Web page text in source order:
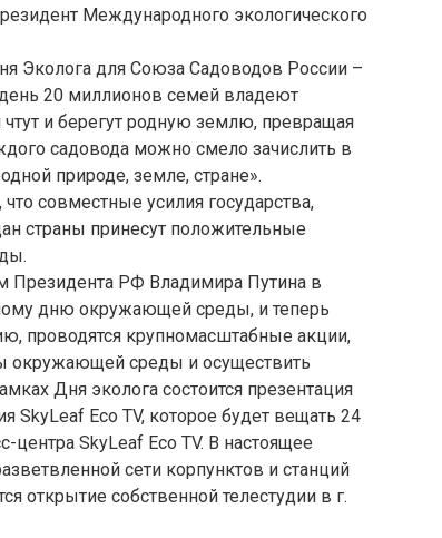
Международного экологического
Эколога для Союза Садоводов России –
20 миллионов семей владеют
и берегут родную землю, превращая
садовода можно смело зачислить в
природе, земле, стране».
совместные усилия государства,
страны принесут положительные
Президента РФ Владимира Путина в
дню окружающей среды, и теперь
проводятся крупномасштабные акции,
окружающей среды и осуществить
Дня эколога состоится презентация
SkyLeaf Eco TV, которое будет вещать 24
центра SkyLeaf Eco TV. В настоящее
сети корпунктов и станций
открытие собственной телестудии в г.